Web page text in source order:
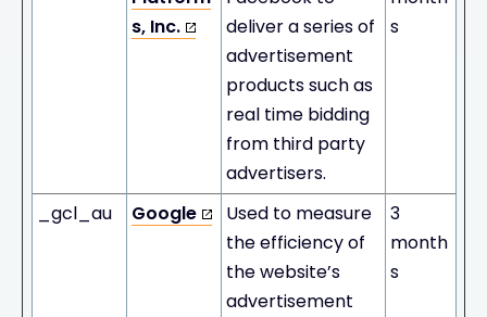
s, Inc.
deliver a series of
advertisement
products such as
real time bidding
from third party
advertisers.
s
_gcl_au Google
Used to measure
the efficiency of
the website’s
advertisement
3
month
s